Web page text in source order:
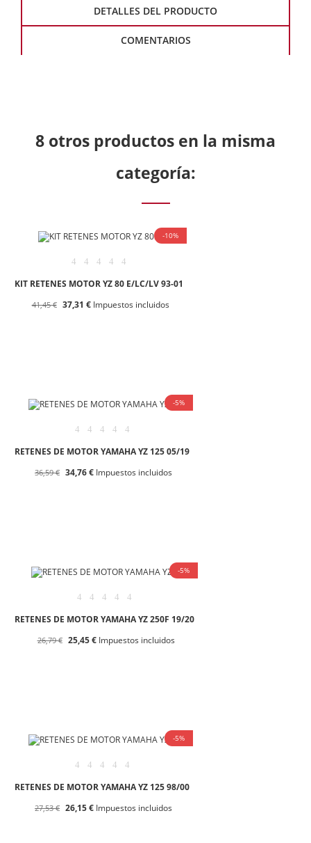
DETALLES DEL PRODUCTO
COMENTARIOS
8 otros productos en la misma
categoría:
-10%
KIT RETENES MOTOR YZ 80 E/LC/LV 93-01
41,45 € 37,31 €Impuestos incluidos
-5%
RETENES DE MOTOR YAMAHA YZ 125 05/19
36,59 € 34,76 € Impuestos incluidos
-5%
RETENES DE MOTOR YAMAHA YZ 250F 19/20
26,79 € 25,45 €Impuestos incluidos
-5%
RETENES DE MOTOR YAMAHA YZ 125 98/00
27,53 € 26,15 € Impuestos incluidos